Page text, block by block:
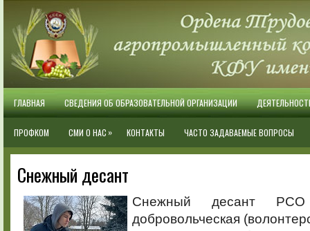
ГЛАВНАЯ СВЕДЕНИЯ ОБ ОБРАЗОВАТЕЛЬНОЙ ОРГАНИЗАЦИИ
ПРОФКОМ СМИ О НАС » КОНТАКТЫ ЧАСТО ЗАДАВАЕМЫЕ ВОПРОСЫ
Снежный десант
Снежный десант
добровольческая